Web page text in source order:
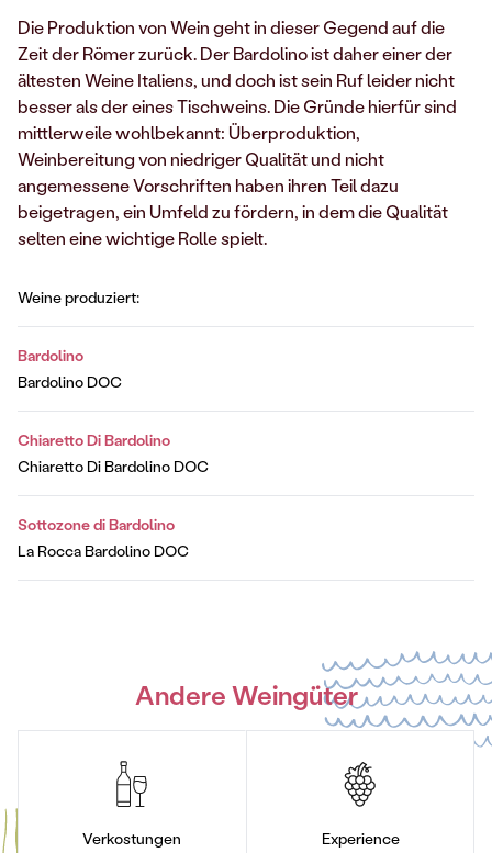
Die Produktion von Wein geht in dieser Gegend auf die
Zeit der Römer zurück. Der Bardolino ist daher einer der
ältesten Weine Italiens, und doch ist sein Ruf leider nicht
besser als der eines Tischweins. Die Gründe hierfür sind
mittlerweile wohlbekannt: Überproduktion,
Weinbereitung von niedriger Qualität und nicht
angemessene Vorschriften haben ihren Teil dazu
beigetragen, ein Umfeld zu fördern, in dem die Qualität
selten eine wichtige Rolle spielt.
Weine produziert:
Bardolino
Bardolino DOC
Chiaretto Di Bardolino
Chiaretto Di Bardolino DOC
Sottozone di Bardolino
La Rocca Bardolino DOC
Andere Weingüter
Verkostungen Experience